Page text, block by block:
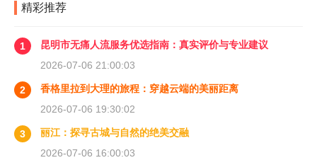
精彩推荐
1
昆明市无痛人流服务优选指南：真实评价与专业建议
2026-07-06 21:00:03
2
香格里拉到大理的旅程：穿越云端的美丽距离
2026-07-06 19:30:02
3
丽江：探寻古城与自然的绝美交融
2026-07-06 16:00:03